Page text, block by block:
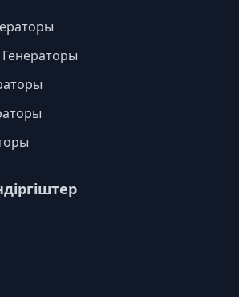
Генераторы